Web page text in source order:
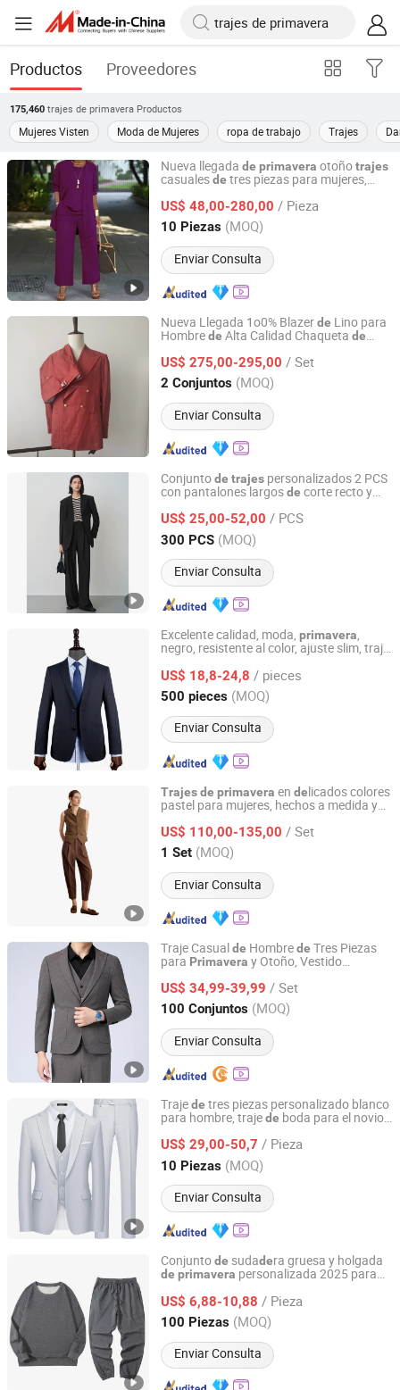
Productos Proveedores
175,460 trajes de primavera Productos
Mujeres Visten Moda de Mujeres ropa de trabajo Trajes
Nueva llegada de primavera otoñotrajes
casualesde tres piezas para mujeres,
pantalones,trajesformalesde
US$ 48,00-280,00 / Pieza
10 Piezas (MOQ)
Enviar Consulta
Guangzhou Shengli Clothing Co., Ltd.
Guangdong, China Desde 2025
Nueva Llegada 1o0% Blazerde Lino para
Hombrede Alta Calidad Chaqueta de
SólidodeNegocios AbrigoDe
Confortable
US$ 275,00-295,00 / Set
2 Conjuntos (MOQ)
Enviar Consulta
Qingdao Kufeng Industrial Products Co., Ltd
Shandong, China Desde 2025
Conjuntode trajes personalizados 2 PCS
con pantalones largosde corte recto y
formal para mujer, ropade
otoño
US$ 25,00-52,00 / PCS
300 PCS (MOQ)
Enviar Consulta
Jiaxing Layo Imp. & Exp. Group Co., Ltd.
Zhejiang, China Desde 2016
Excelente calidad, moda, primavera,
negro, resistente al color, ajuste slim, traje
US$ 18,8-24,8 / pieces
500 pieces (MOQ)
Enviar Consulta
Shaoxing Top Collection Garment Co., Ltd.
Zhejiang, China Desde 2025
Trajesde primavera en delicados colores
pastel para mujeres, hechos a medida y
elegancia corporativa
US$ 110,00-135,00 / Set
1 Set (MOQ)
Enviar Consulta
Qingdao Steven Tailoring I&T Co., Ltd
Shandong, China Desde 2025
Traje Casualde Hombrede Tres Piezas
para Primavera y Otoño, Vestido
para Hombre, Combinación
Alto Nivel
US$ 34,99-39,99 / Set
100 Conjuntos (MOQ)
Enviar Consulta
Guangzhou Navid Clothing Co., Ltd
Guangdong, China Desde 2026
Trajede tres piezas personalizado blanco
para hombre, trajede boda para el novio,
traje dehombrededoble botonadura
US$ 29,00-50,7 / Pieza
10 Piezas (MOQ)
Enviar Consulta
Nc Isa Industry and Trade Company
Jiangxi, China Desde 2018
Conjuntode sudadera gruesa y holgada
de primavera personalizada 2025 para
US$ 6,88-10,88 / Pieza
100 Piezas (MOQ)
Enviar Consulta
Yancheng City Zhou Chi Imp. & Exp. Co. Ltd.
Jiangsu, China Desde 2021